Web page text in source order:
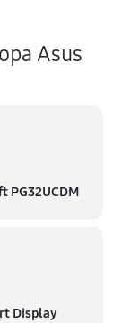
Asus
PG32UCDM
Display